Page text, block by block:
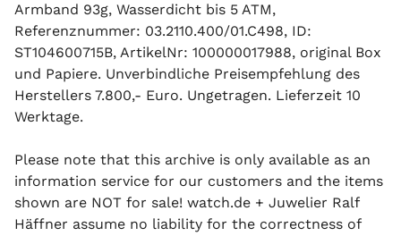
Armband 93g, Wasserdicht bis 5 ATM,
Referenznummer: 03.2110.400/01.C498, ID:
ST104600715B, ArtikelNr: 100000017988, original Box
und Papiere. Unverbindliche Preisempfehlung des
Herstellers 7.800,- Euro. Ungetragen. Lieferzeit 10
Werktage.
Please note that this archive is only available as an
information service for our customers and the items
shown are NOT for sale! watch.de + Juwelier Ralf
Häffner assume no liability for the correctness of